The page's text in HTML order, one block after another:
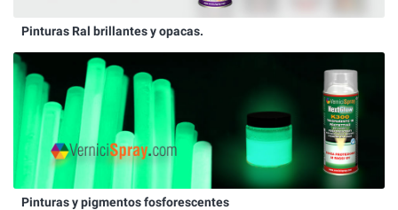
Pinturas Ral brillantes y opacas.
Pinturas y pigmentos fosforescentes